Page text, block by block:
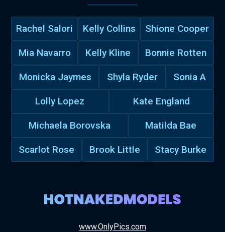
Rachel Salori Kelly Collins Shione Cooper
Mia Navarro Kelly Kline Bonnie Rotten
Monicka Jaymes Shyla Ryder Sonia A
Lolly Lopez Kate England
Michaela Borovska Matilda Bae
Scarlot Rose Brook Little Stacy Burke
www.OnlyPics.com